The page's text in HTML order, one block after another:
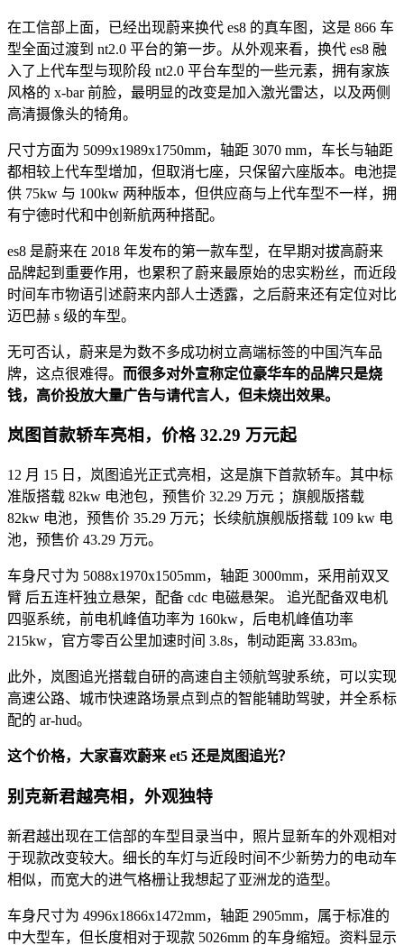
在工信部上面，已经出现蔚来换代 es8 的真车图，这是 866 车
型全面过渡到 nt2.0 平台的第一步。从外观来看，换代 es8 融
入了上代车型与现阶段 nt2.0 平台车型的一些元素，拥有家族
风格的 x-bar 前脸，最明显的改变是加入激光雷达，以及两侧
高清摄像头的犄角。
尺寸方面为 5099x1989x1750mm，轴距 3070 mm，车长与轴距
都相较上代车型增加，但取消七座，只保留六座版本。电池提
供 75kw 与 100kw 两种版本，但供应商与上代车型不一样，拥
有宁德时代和中创新航两种搭配。
es8 是蔚来在 2018 年发布的第一款车型，在早期对拔高蔚来
品牌起到重要作用，也累积了蔚来最原始的忠实粉丝，而近段
时间车市物语引述蔚来内部人士透露，之后蔚来还有定位对比
迈巴赫 s 级的车型。
无可否认，蔚来是为数不多成功树立高端标签的中国汽车品
牌，这点很难得。 而很多对外宣称定位豪华车的品牌只是烧
钱，高价投放大量广告与请代言人，但未烧出效果。
岚图首款轿车亮相，价格 32.29 万元起
12 月 15 日，岚图追光正式亮相，这是旗下首款轿车。其中标
准版搭载 82kw 电池包，预售价 32.29 万元 ；旗舰版搭载
82kw 电池，预售价 35.29 万元；长续航旗舰版搭载 109 kw 电
池，预售价 43.29 万元。
车身尺寸为 5088x1970x1505mm，轴距 3000mm，采用前双叉
臂 后五连杆独立悬架，配备 cdc 电磁悬架。 追光配备双电机
四驱系统，前电机峰值功率为 160kw，后电机峰值功率
215kw，官方零百公里加速时间 3.8s，制动距离 33.83m。
此外，岚图追光搭载自研的高速自主领航驾驶系统，可以实现
高速公路、城市快速路场景点到点的智能辅助驾驶，并全系标
配的 ar-hud。
这个价格，大家喜欢蔚来 et5 还是岚图追光？
别克新君越亮相，外观独特
新君越出现在工信部的车型目录当中，照片显新车的外观相对
于现款改变较大。细长的车灯与近段时间不少新势力的电动车
相似，而宽大的进气格栅让我想起了亚洲龙的造型。
车身尺寸为 4996x1866x1472mm，轴距 2905mm，属于标准的
中大型车，但长度相对于现款 5026mm 的车身缩短。资料显示